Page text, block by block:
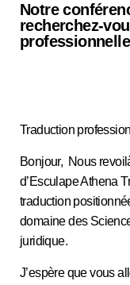
Notre
recherchez-
Traduction
Bonjour, Nous
d’Esculape Athena
traduction
domaine des
juridique.
J’espère que vous